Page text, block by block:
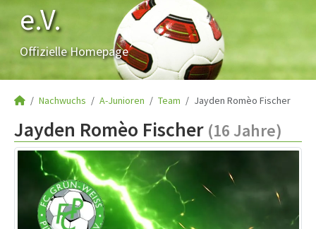
e.V.
Offizielle Homepage
Nachwuchs A-Junioren Team Jayden Romèo Fischer
Jayden Romèo Fischer (16 Jahre)